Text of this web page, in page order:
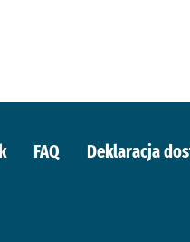
FAQ Deklaracja